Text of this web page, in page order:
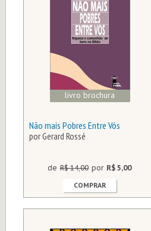
livro brochura
Não mais Pobres Entre Vós
por Gerard Rossé
de R$ 14,00 por R$ 5,00
COMPRAR